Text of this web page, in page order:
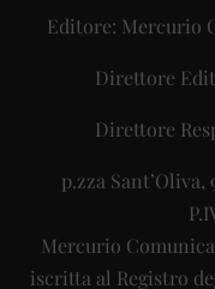
Editore: Mercurio
Direttore
Direttore
p.zza Sant’Oliva,
Mercurio
iscritta al Registro